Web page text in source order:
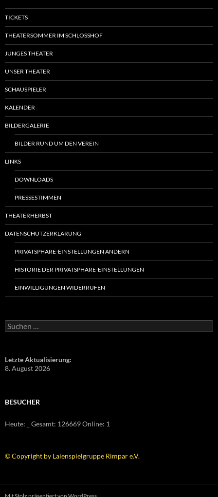
TICKETS
THEATERSOMMER IM SCHLOSSHOF
JUNGES THEATER
UNSER THEATER
SCHAUSPIELER
KALENDER
BILDERGALERIE
BILDER RUND UM DEN VEREIN
LINKS
DOWNLOADS
PRESSESTIMMEN
THEATERHERBST
DATENSCHUTZERKLÄRUNG
PRIVATSPHÄRE-EINSTELLUNGEN ÄNDERN
HISTORIE DER PRIVATSPHÄRE-EINSTELLUNGEN
EINWILLIGUNGEN WIDERRUFEN
Suchen
nach:
Letzte Aktualisierung:
8. August 2026
BESUCHER
Heute: Gesamt: 126669Online: 1
© Copyright by Laienspielgruppe Rimpar e.V.